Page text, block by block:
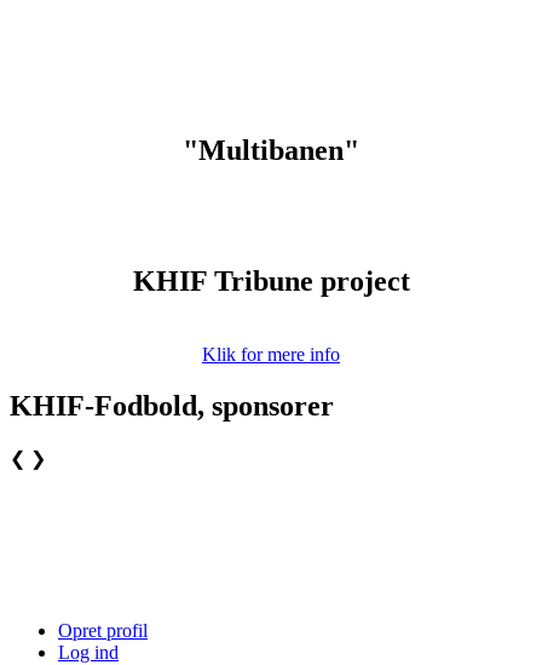
"Multibanen"
KHIF Tribune project
Klik for mere info
KHIF-Fodbold, sponsorer
❮ ❯
Opret profil
Log ind